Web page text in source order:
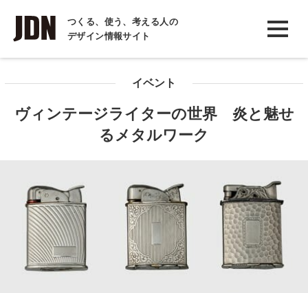
つくる、使う、考える人の
デザイン情報サイト
INTERVIEW
インタビュー
COLUMN
イベント
ヴィンテージライターの世界 炎と魅せ
るメタルワーク